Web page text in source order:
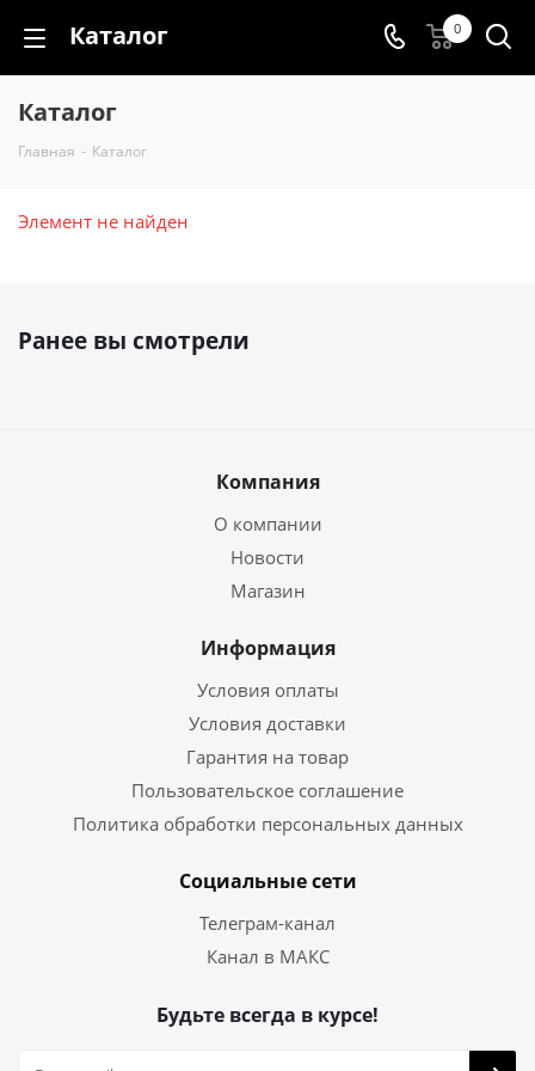
Каталог 0
Каталог
Главная - Каталог
Элемент не найден
Ранее вы смотрели
Компания
О компании
Новости
Магазин
Информация
Условия оплаты
Условия доставки
Гарантия на товар
Пользовательское соглашение
Политика обработки персональных данных
Социальные сети
Телеграм-канал
Канал в МАКС
Будьте всегда в курсе!